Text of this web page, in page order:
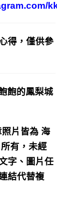
得，僅供參
飽的鳳梨城
片皆為海
所有，未經
字、圖片任
結代替複